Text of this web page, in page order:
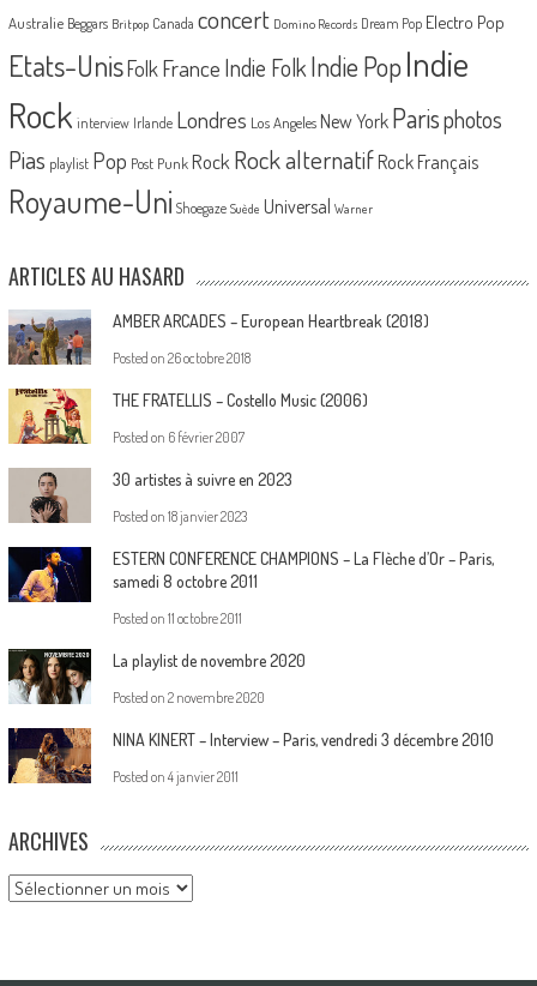
Australie Beggars Britpop Canada concert Domino Records Dream Pop Electro Pop
Etats-UnisFolk France Indie Folk Indie PopIndie
Rock interview Irlande Londres Los Angeles New York Parisphotos
Pias playlist Pop Post Punk Rock Rock alternatif Rock Français
Royaume-Uni Shoegaze Suède Universal Warner
ARTICLES AU HASARD
AMBER ARCADES – European Heartbreak (2018)
Posted on 26 octobre 2018
THE FRATELLIS – Costello Music (2006)
Posted on 6 février 2007
30 artistes à suivre en 2023
Posted on 18 janvier 2023
ESTERN CONFERENCE CHAMPIONS – La Flèche d’Or – Paris,
samedi 8 octobre 2011
Posted on 11 octobre 2011
La playlist de novembre 2020
Posted on 2 novembre 2020
NINA KINERT – Interview – Paris, vendredi 3 décembre 2010
Posted on 4 janvier 2011
ARCHIVES
Archives